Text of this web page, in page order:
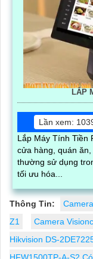
LẮP
Lần xem:
Lắp Máy Tính Tiền
cửa hàng, quán
thường sử dụng
tối ưu hóa...
Thông Tin:
Z1
Camera
Hikvision DS-